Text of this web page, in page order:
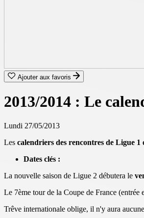
Ajouter aux favoris
2013/2014 : Le
Lundi 27/05/2013
Les calendriers des rencontres de Ligue 1
Dates clés :
La nouvelle saison de Ligue 2 débutera le
Le 7ème tour de la Coupe de France
Trêve internationale oblige, il n'y aura